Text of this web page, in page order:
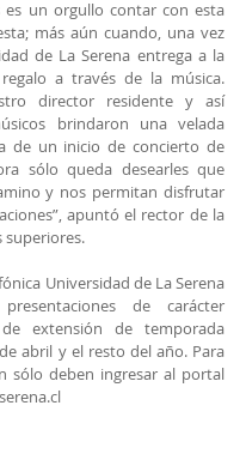
más aún cuando, una vez
de La Serena entrega a la
a través de la música.
director residente y así
brindaron una velada
de un inicio de concierto de
sólo queda desearles que
y nos permitan disfrutar
apuntó el rector de la
superiores.
Universidad de La Serena
de carácter
extensión de temporada
abril y el resto del año. Para
sólo deben ingresar al portal